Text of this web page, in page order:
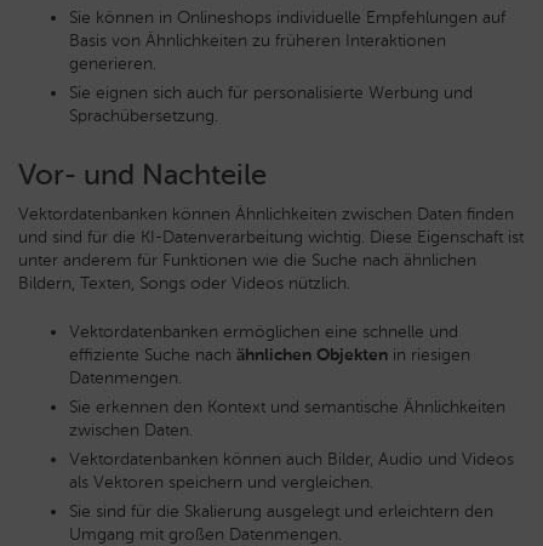
Sie können in Onlineshops individuelle Empfehlungen auf
Basis von Ähnlichkeiten zu früheren Interaktionen
generieren.
Sie eignen sich auch für personalisierte Werbung und
Sprachübersetzung.
Vor- und Nachteile
Vektordatenbanken können Ähnlichkeiten zwischen Daten finden
und sind für die KI-Datenverarbeitung wichtig. Diese Eigenschaft ist
unter anderem für Funktionen wie die Suche nach ähnlichen
Bildern, Texten, Songs oder Videos nützlich.
Vektordatenbanken ermöglichen eine schnelle und
effiziente Suche nach ähnlichen Objekten in riesigen
Datenmengen.
Sie erkennen den Kontext und semantische Ähnlichkeiten
zwischen Daten.
Vektordatenbanken können auch Bilder, Audio und Videos
als Vektoren speichern und vergleichen.
Sie sind für die Skalierung ausgelegt und erleichtern den
Umgang mit großen Datenmengen.